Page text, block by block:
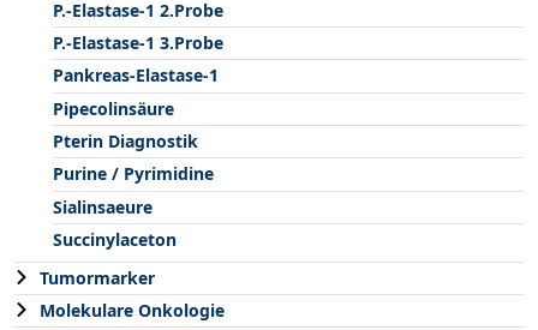
P.-Elastase-1 2.Probe
P.-Elastase-1 3.Probe
Pankreas-Elastase-1
Pipecolinsäure
Pterin Diagnostik
Purine / Pyrimidine
Sialinsaeure
Succinylaceton
Tumormarker
Molekulare Onkologie